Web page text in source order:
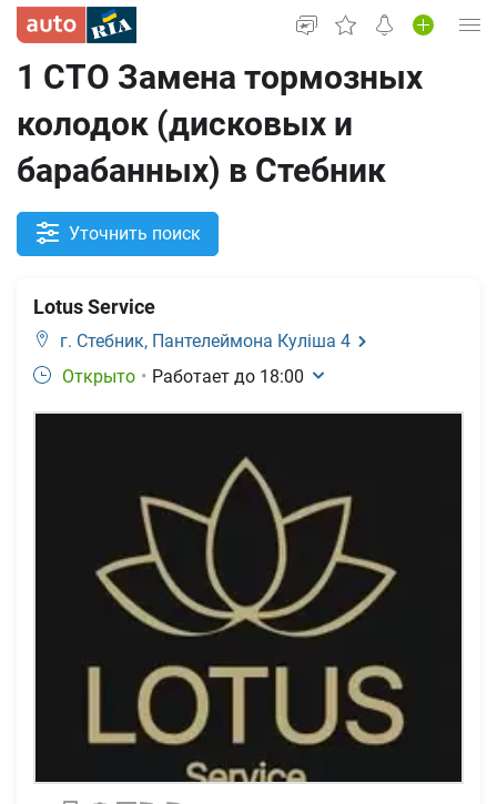
Вход в кабинет
Автомобили б/у
Новые авто
Новости
Все для авто
1 СТО Замена тормозных
колодок (дисковых и
барабанных) в Стебник
Уточнить поиск
Lotus Service
г. Стебник, Пантелеймона Куліша 4
Открыто • Работает до 18:00